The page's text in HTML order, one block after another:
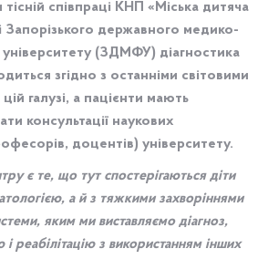
співпраці КНП «Міська дитяча
державного медико-
(ЗДМФУ) діагностика
згідно з останніми світовими
галузі, а пацієнти мають
консультації наукових
доцентів) університету.
є те, що тут спостерігаються діти
а й з тяжкими захворіннями
яким ми виставляємо діагноз,
реабілітацію з використанням інших